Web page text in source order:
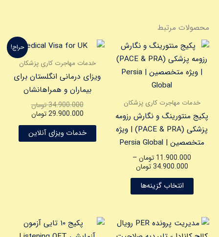
محصولات مرتبط
خدمات مهاجرت کاری پزشکان
پکیج منتورینگ و نگارش رزومه
پزشکی (PACE & PRA) | ویژه
متخصصین | Persia Global
11.900.000 تومان –
34.900.000 تومان
محدوده
قیمت:
11.900.000 تومان
تا
انتخاب گزینه‌ها
این
محصول
دارای
مختلفی
می
باشد.
گزینه
است
در
محصول
انتخاب
حراج!
خدمات مهاجرت کاری پزشکان
ویزای درمانی انگلستان برای
بیماران و همراهانشان
34.900.000تومان
قیمت
اصلی
بود.
29.900.000 تومان
قیمت
فعلی
است.
خدمات ویزای آنلاین